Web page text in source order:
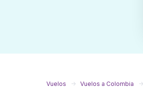
Vuelos Vuelos a Colombia